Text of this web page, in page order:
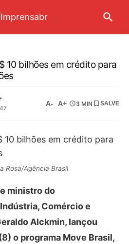
10 bilhões em crédito para
A- A+ 3 MIN SALVE
Rosa/Agência Brasil
ministro do
Comércio e
Alckmin, lançou
o programa Move Brasil,